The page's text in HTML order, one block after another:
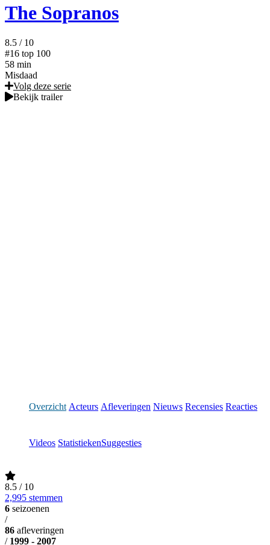
The Sopranos
8.5 / 10
#16 top 100
58 min
Misdaad
Volg deze serie
Bekijk trailer
Overzicht Acteurs Afleveringen Nieuws Recensies Reacties
Videos StatistiekenSuggesties
8.5 / 10
2,995 stemmen
6 seizoenen
/
86 afleveringen
/ 1999 - 2007